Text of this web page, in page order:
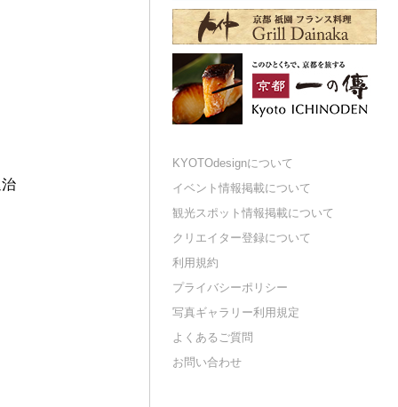
KYOTOdesignについて
イベント情報掲載について
観光スポット情報掲載について
クリエイター登録について
利用規約
プライバシーポリシー
写真ギャラリー利用規定
よくあるご質問
お問い合わせ